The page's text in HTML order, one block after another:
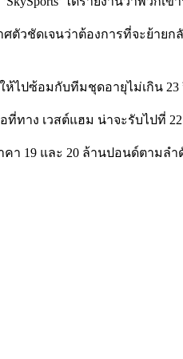
ตัวชัดเจนว่าต้องการที่จะย้า
ปซ้อมกับทีมชุดอายุไม่เกิน
อที่ทาง เวสต์แฮม น่าจะรับไป
า 19 และ 20 ล้านปอนด์ตามลำ